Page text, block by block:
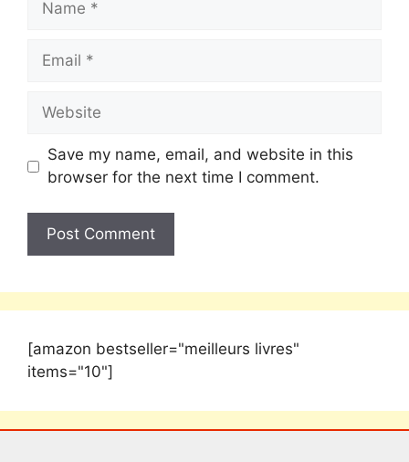
Save my name, email, and website in this
browser for the next time I comment.
[amazon bestseller="meilleurs livres"
items="10"]